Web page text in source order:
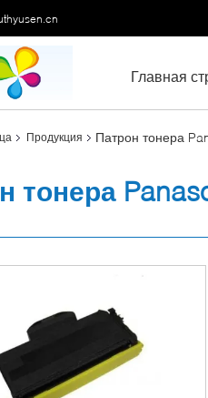
Главная
Продукция Патрон тонера
тонера